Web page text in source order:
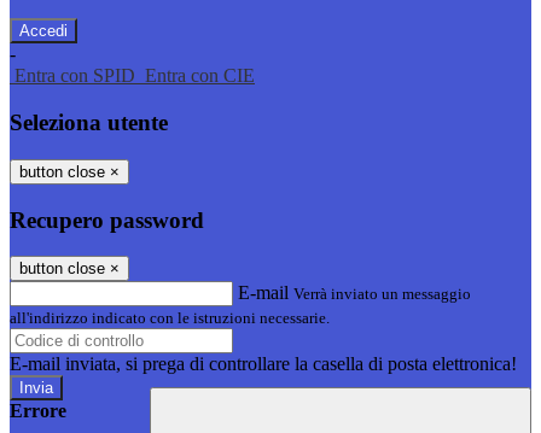
-
Entra con SPID Entra con CIE
Seleziona utente
button close ×
Recupero password
button close ×
E-mail Verrà inviato un messaggio
all'indirizzo indicato con le istruzioni necessarie.
E-mail inviata, si prega di controllare la casella di posta elettronica!
Errore